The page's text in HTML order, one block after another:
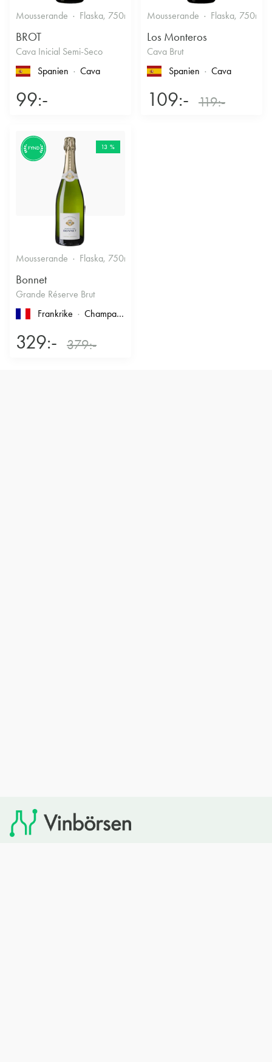
Mousserande Flaska, 750ml 11.5% Halvtorrt vitt
BROT
Cava Inicial Semi-Seco
Spanien
Cava
99:-
Mousserande Flaska, 750ml
Los Monteros
Cava Brut
Spanien
Cava
109:- 119:-
FYND 13 %
Mousserande Flaska, 750ml
Bonnet
Grande Réserve Brut
Frankrike
Champagne
329:- 379:-